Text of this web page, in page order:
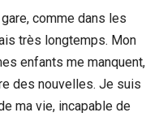
comme dans les
très longtemps. Mon
enfants me manquent,
des nouvelles. Je suis
ma vie, incapable de